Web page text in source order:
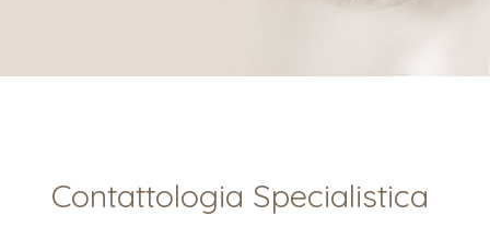
Contattologia Specialistica